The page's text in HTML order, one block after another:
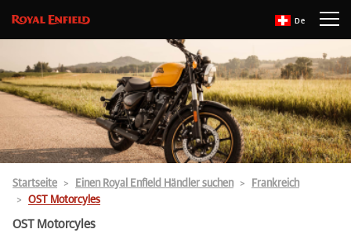
De
Startseite Einen Royal Enfield Händler suchen
Frankreich
OST Motorcyles
OST Motorcyles